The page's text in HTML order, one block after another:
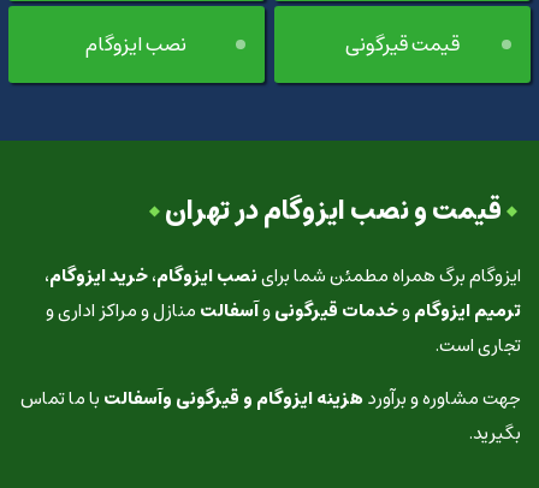
قیمت قیرگونی نصب ایزوگام
قیمت و نصب ایزوگام در تهران
ایزوگام برگ همراه مطمئن شما براینصب ایزوگام،خرید ایزوگام،
ترمیم ایزوگاموخدمات قیرگونیوآسفالتمنازل و مراکز اداری و
تجاری است.
جهت مشاوره و برآوردهزینه ایزوگام و قیرگونی وآسفالتبا ما تماس
بگیرید.